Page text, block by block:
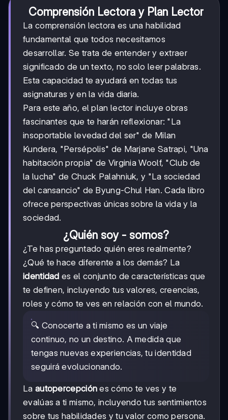
Comprensión Lectora y Plan Lector
La comprensión lectora es una habilidad
fundamental que todos necesitamos
desarrollar. Se trata de entender y extraer
significado de un texto, no solo leer palabras.
Esta capacidad te ayudará en todas tus
asignaturas y en la vida diaria.
Para este año, el plan lector incluye obras
fascinantes que te harán reflexionar: "La
insoportable levedad del ser" de Milan
Kundera, "Persépolis" de Marjane Satrapi, "Una
habitación propia" de Virginia Woolf, "Club de
la lucha" de Chuck Palahniuk, y "La sociedad
del cansancio" de Byung-Chul Han. Cada libro
ofrece perspectivas únicas sobre la vida y la
sociedad.
¿Quién soy - somos?
¿Te has preguntado quién eres realmente?
¿Qué te hace diferente a los demás? La
identidad es el conjunto de características que
te definen, incluyendo tus valores, creencias,
roles y cómo te ves en relación con el mundo.
🔍 Conocerte a ti mismo es un viaje
continuo, no un destino. A medida que
tengas nuevas experiencias, tu identidad
seguirá evolucionando.
La autopercepción es cómo te ves y te
evalúas a ti mismo, incluyendo tus sentimientos
sobre tus habilidades y tu valor como persona.